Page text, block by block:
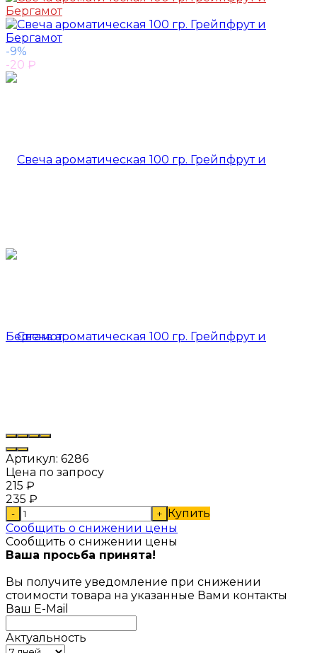
-9%
-20 ₽
Артикул: 6286
Цена по запросу
215 ₽
235 ₽
- + Купить
Сообщить о снижении цены
Сообщить о снижении цены
Ваша просьба принята!
Вы получите уведомление при снижении
стоимости товара на указанные Вами контакты
Ваш E-Mail
Актуальность